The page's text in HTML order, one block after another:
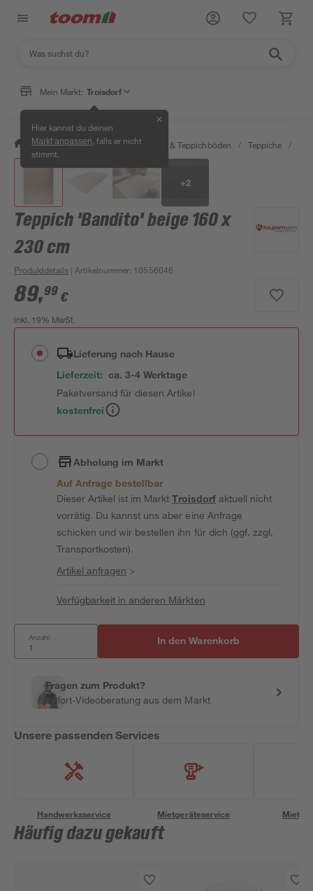
Mein Markt: Troisdorf
Hier kannst du deinen
Markt anpassen , falls er nicht
stimmt.
✕
/ Wohnen & Haushalt / Teppiche & Teppichböden / Teppiche /
+2
Teppich 'Bandito' beige 160 x
230 cm
Produktdetails | Artikelnummer: 10556046
89,99 €
inkl. 19% MwSt.
Lieferung nach Hause
Lieferzeit: ca. 3-4 Werktage
Paketversand für diesen Artikel
kostenfrei
Abholung im Markt
Auf Anfrage bestellbar
Dieser Artikel ist im MarktTroisdorfaktuell nicht
vorrätig. Du kannst uns aber eine Anfrage
schicken und wir bestellen ihn für dich (ggf. zzgl.
Transportkosten).
Artikel anfragen >
Verfügbarkeit in anderen Märkten
Anzahl: In den Warenkorb
Fragen zum Produkt?
Sofort-Videoberatung aus dem Markt
Unsere passenden Services
Handwerksservice Mietgeräteservice
Häufig dazu gekauft